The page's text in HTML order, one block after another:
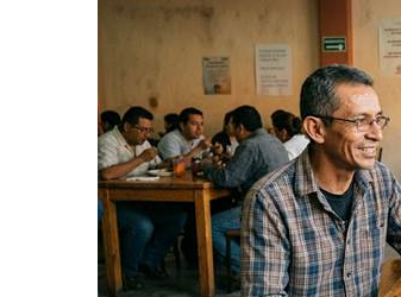
CASA INDI
14 noviembre, 2022
ENTORNO VERDE